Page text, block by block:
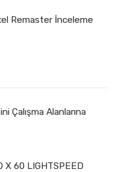
Remaster İnceleme
Çalışma Alanlarına
X 60 LIGHTSPEED